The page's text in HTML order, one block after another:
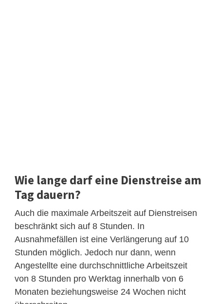
Wie lange darf eine Dienstreise am
Tag dauern?
Auch die maximale Arbeitszeit auf Dienstreisen
beschränkt sich auf 8 Stunden. In
Ausnahmefällen ist eine Verlängerung auf 10
Stunden möglich. Jedoch nur dann, wenn
Angestellte eine durchschnittliche Arbeitszeit
von 8 Stunden pro Werktag innerhalb von 6
Monaten beziehungsweise 24 Wochen nicht